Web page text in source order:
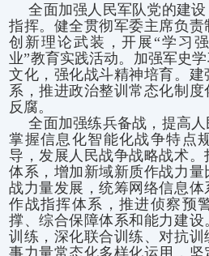
全面加强人民军队党的建
指挥。健全贯彻军委主席负
创新理论武装，开展“学习
业”教育实践活动。加强军史
文化，强化战斗精神培育。
系，推进政治整训常态化制
反腐。
全面加强练兵备战，提高
掌握信息化智能化战争特点
导，发展人民战争战略战术
体系，增加新域新质作战力
战力量发展，统筹网络信息
作战指挥体系，推进侦察预
撑、综合保障体系和能力建
训练，深化联合训练、对抗
事力量常态化多样化运用，坚